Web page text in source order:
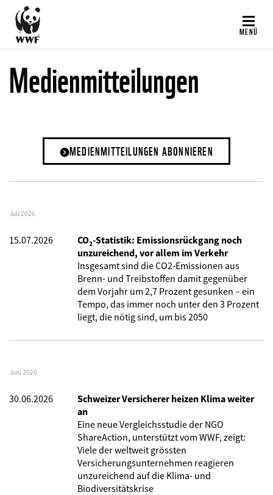
Direkt
zum
Inhalt
MENÜ
Medienmitteilungen
MEDIENMITTEILUNGEN ABONNIEREN
Juli 2026
15.07.2026
CO₂-Statistik: Emissionsrückgang noch
unzureichend, vor allem im Verkehr
Insgesamt sind die CO2-Emissionen aus
Brenn- und Treibstoffen damit gegenüber
dem Vorjahr um 2,7 Prozent gesunken – ein
Tempo, das immer noch unter den 3 Prozent
liegt, die nötig sind, um bis 2050
Juni 2026
30.06.2026
Schweizer Versicherer heizen Klima weiter
an
Eine neue Vergleichsstudie der NGO
ShareAction, unterstützt vom WWF, zeigt:
Viele der weltweit grössten
Versicherungsunternehmen reagieren
unzureichend auf die Klima- und
Biodiversitätskrise